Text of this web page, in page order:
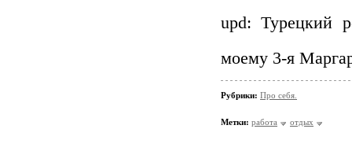
upd: Турецкий
моему 3-я
Рубрики: Про себя.
Метки: работа отдых